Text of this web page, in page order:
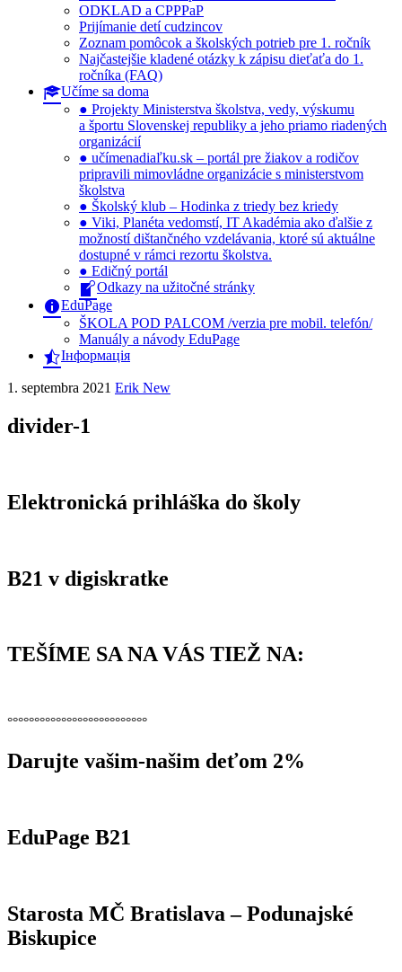
ODKLAD a CPPPaP
Prijímanie detí cudzincov
Zoznam pomôcok a školských potrieb pre 1. ročník
Najčastejšie kladené otázky k zápisu dieťaťa do 1.
ročníka (FAQ)
Učíme sa doma
● Projekty Ministerstva školstva, vedy, výskumu
a športu Slovenskej republiky a jeho priamo riadených
organizácií
● učímenadiaľku.sk – portál pre žiakov a rodičov
pripravili mimovládne organizácie s ministerstvom
školstva
● Školský klub – Hodinka z triedy bez kriedy
● Viki, Planéta vedomstí, IT Akadémia ako ďalšie z
možností dištančného vzdelávania, ktoré sú aktuálne
dostupné v rámci rezortu školstva.
● Edičný portál
Odkazy na užitočné stránky
EduPage
ŠKOLA POD PALCOM /verzia pre mobil. telefón/
Manuály a návody EduPage
Інформація
1. septembra 2021 Erik New
divider-1
Elektronická prihláška do školy
B21 v digiskratke
TEŠÍME SA NA VÁS TIEŽ NA:
°°°°°°°°°°°°°°°°°°°°°°°°°°
Darujte vašim-našim deťom 2%
EduPage B21
Starosta MČ Bratislava – Podunajské
Biskupice